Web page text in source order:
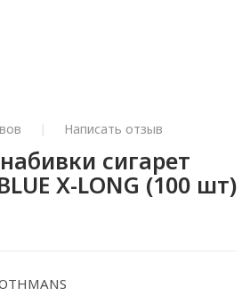
Написать отзыв
сигарет
X-LONG (100 шт)